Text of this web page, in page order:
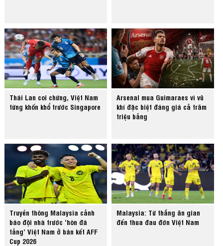
Thái Lan coi chừng, Việt Nam
từng khốn khổ trước Singapore
Arsenal mua Guimaraes vì vũ
khí đặc biệt đáng giá cả trăm
triệu bảng
Truyền thông Malaysia cảnh
báo đội nhà trước ‘hòn đá
tảng’ Việt Nam ở bán kết AFF
Cup 2026
Malaysia: Từ thắng ăn gian
đến thua đau đớn Việt Nam